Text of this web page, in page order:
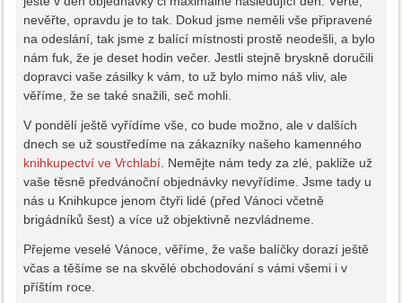
nevěřte, opravdu je to tak. Dokud jsme neměli vše připravené
na odeslání, tak jsme z balící místnosti prostě neodešli, a bylo
nám fuk, že je deset hodin večer. Jestli stejně bryskně doručili
dopravci vaše zásilky k vám, to už bylo mimo náš vliv, ale
věříme, že se také snažili, seč mohli.
V pondělí ještě vyřídíme vše, co bude možno, ale v dalších
dnech se už soustředíme na zákazníky našeho kamenného
knihkupectví ve Vrchlabí . Nemějte nám tedy za zlé, pakliže už
vaše těsně předvánoční objednávky nevyřídíme. Jsme tady u
nás u Knihkupce jenom čtyři lidé (před Vánoci včetně
brigádníků šest) a více už objektivně nezvládneme.
Přejeme veselé Vánoce, věříme, že vaše balíčky dorazí ještě
včas a těšíme se na skvělé obchodování s vámi všemi i v
příštím roce.